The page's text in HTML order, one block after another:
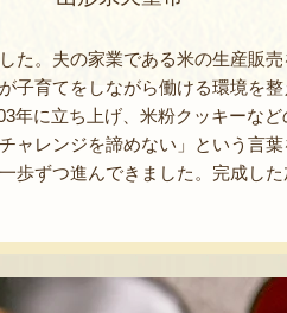
た。夫の家業である米の生産販
子育てをしながら働ける環境を
年に立ち上げ、米粉クッキーな
ャレンジを諦めない」という言
歩ずつ進んできました。完成し